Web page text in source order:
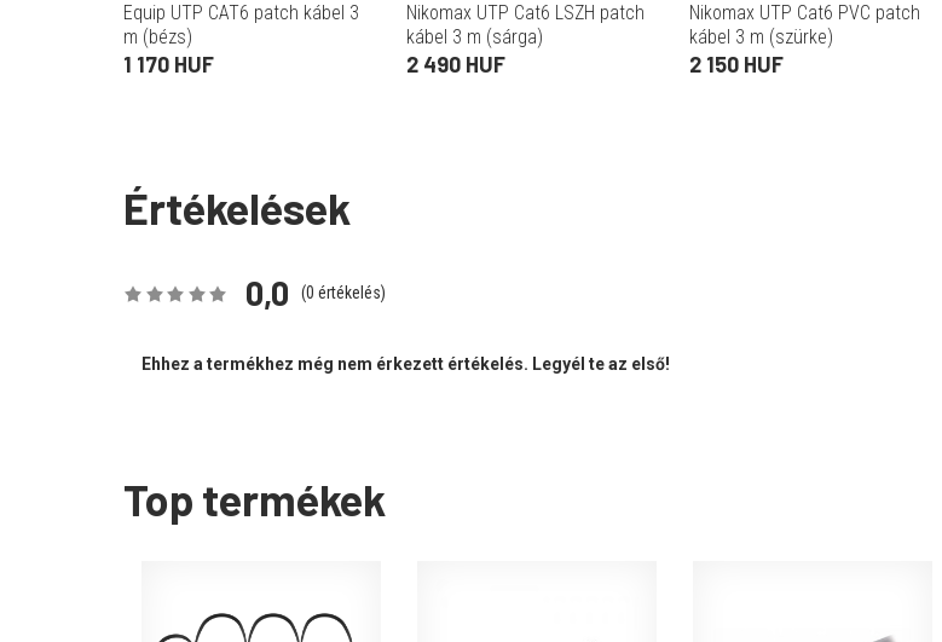
Equip UTP CAT6 patch kábel 3
m (bézs)
1 170 HUF
Nikomax UTP Cat6 LSZH patch
kábel 3 m (sárga)
2 490 HUF
Nikomax UTP Cat6 PVC patch
kábel 3 m (szürke)
2 150 HUF
Értékelések
0,0 (0 értékelés)
Ehhez a termékhez még nem érkezett értékelés. Legyél te az első!
Top termékek